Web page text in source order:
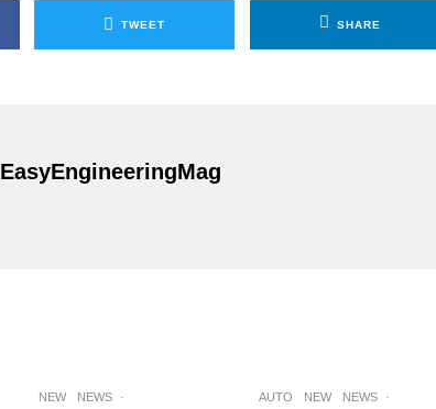
TWEET SHARE
EasyEngineeringMag
NEW NEWS
·
AUTO NEW NEWS
·